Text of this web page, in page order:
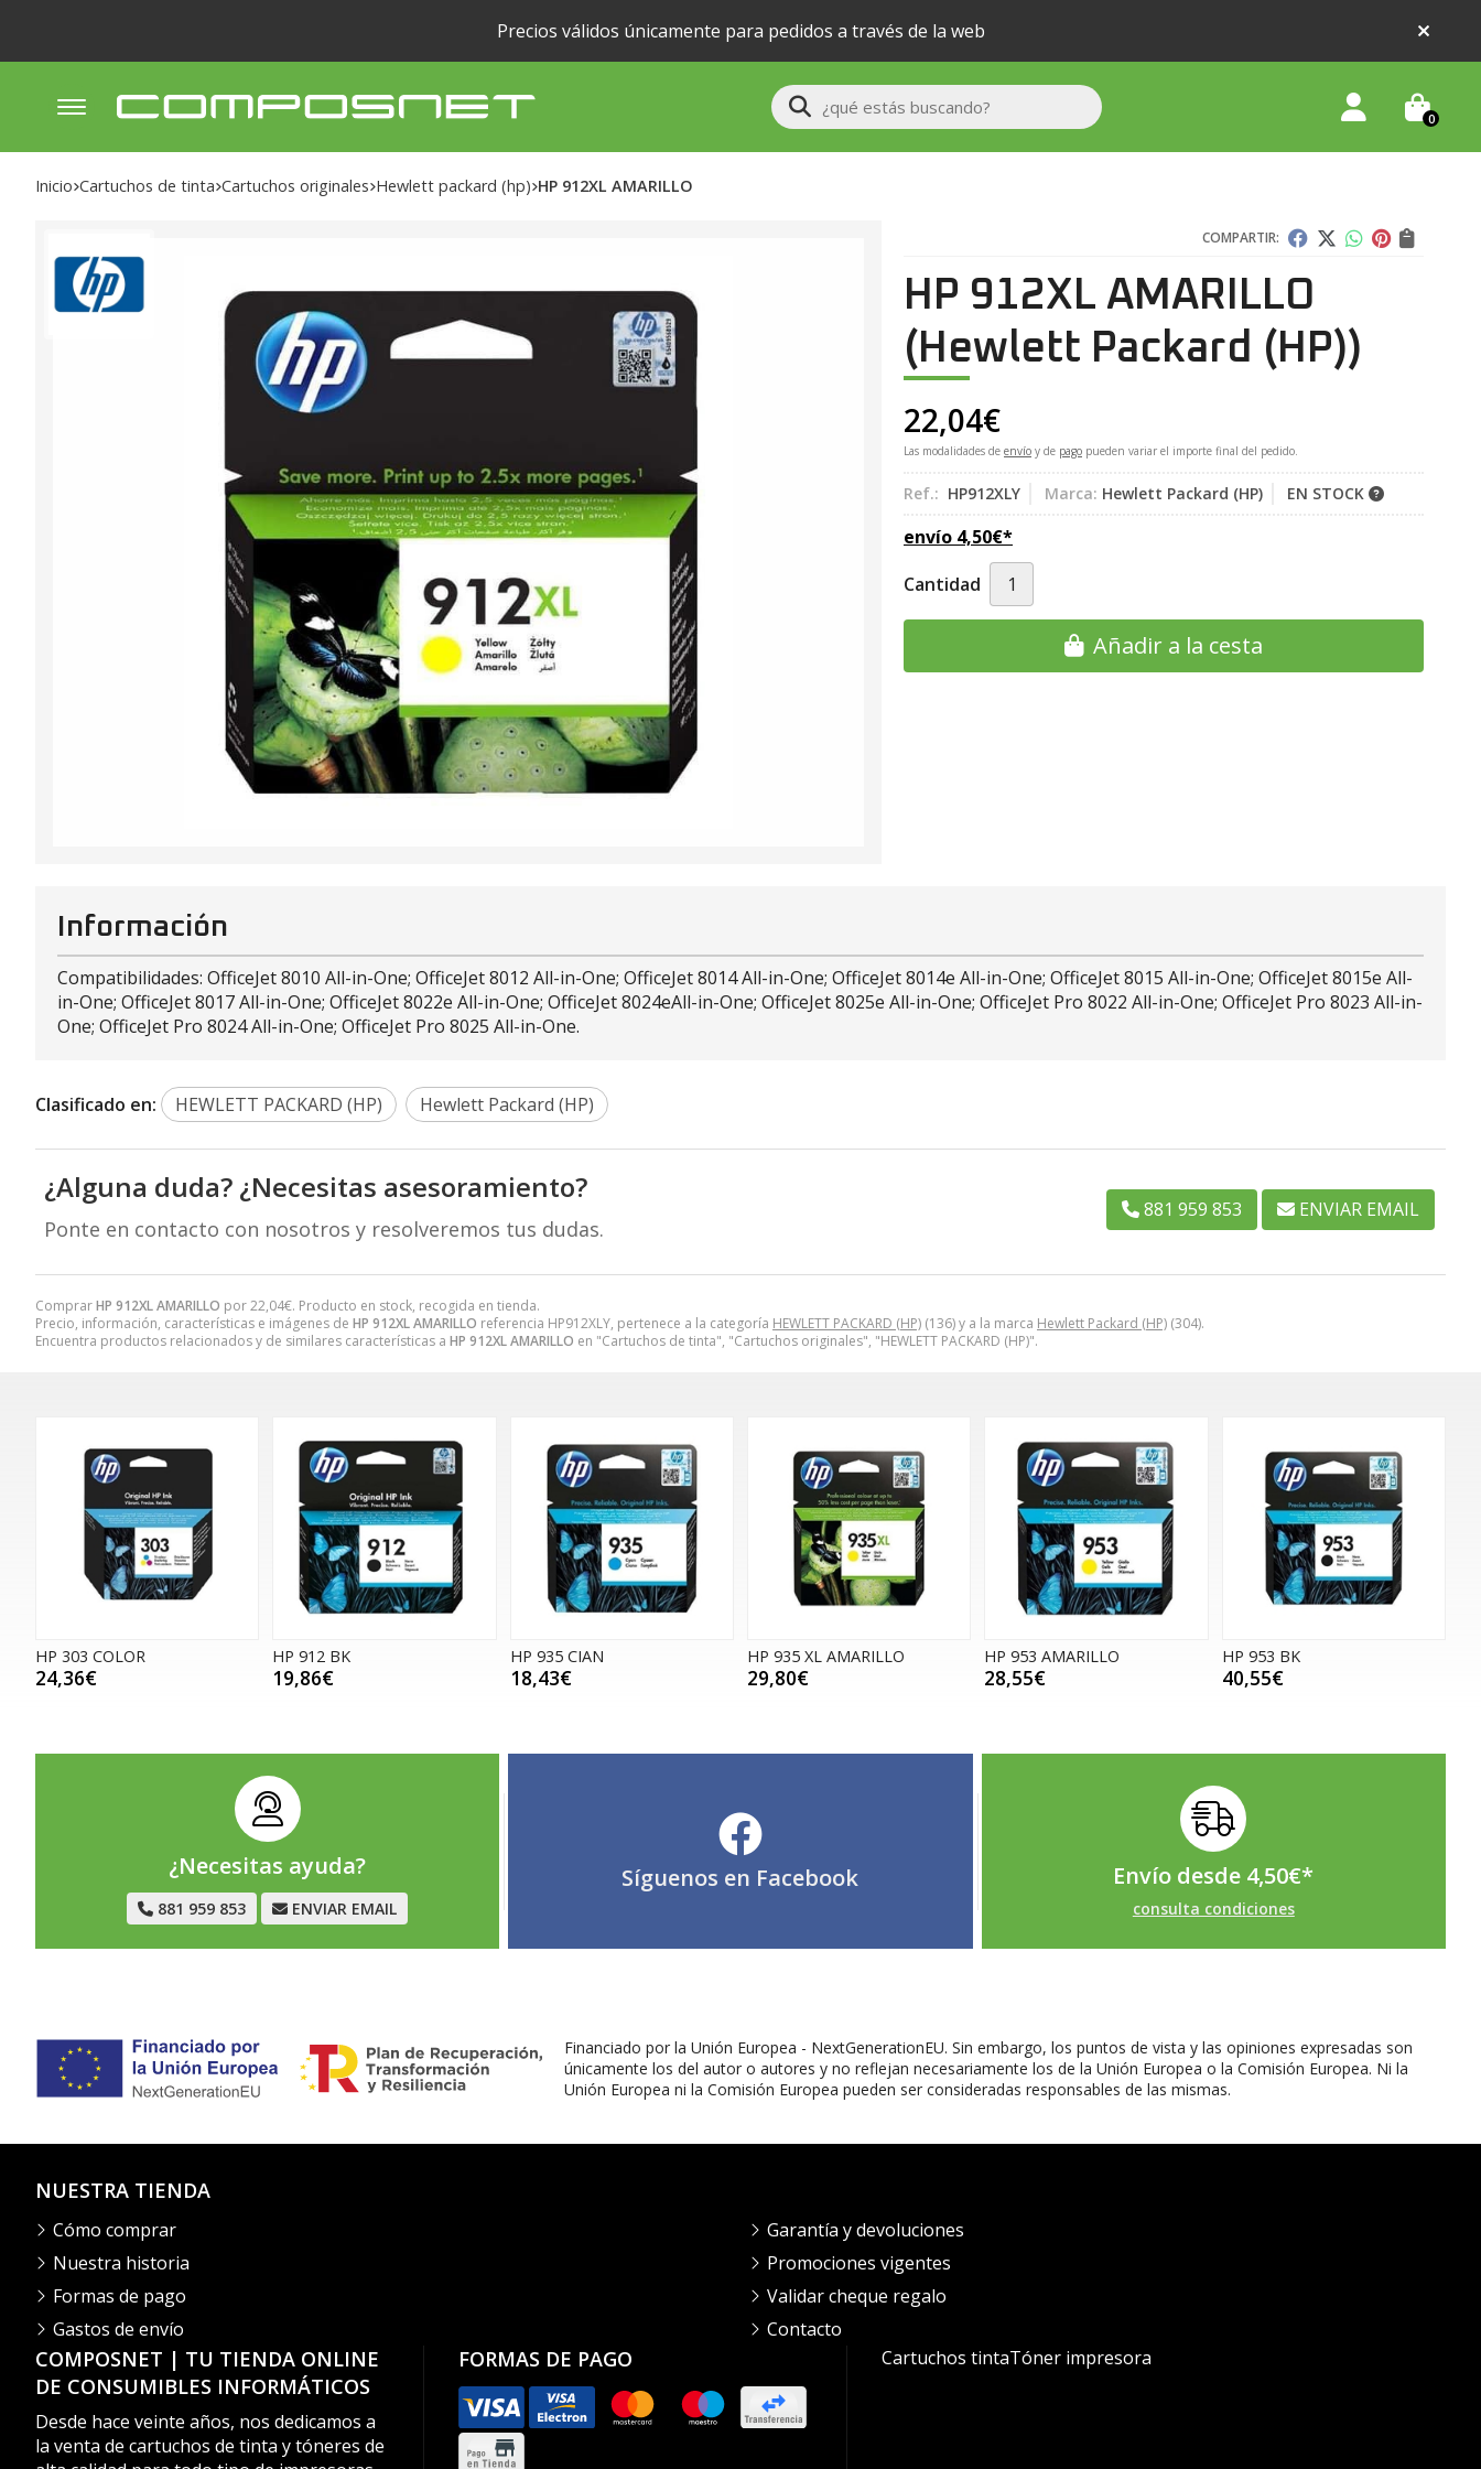
Precios válidos únicamente para pedidos a través de la web
Buscar 0
Inicio cartuchos de tinta cartuchos originales hewlett packard (hp) HP 912XL AMARILLO
COMPARTIR:
HP 912XL AMARILLO
(Hewlett Packard (HP))
22,04€
Las modalidades de envío y de pago pueden variar el importe final del pedido.
Ref.: HP912XLY Marca: Hewlett Packard (HP) EN STOCK
envío 4,50€*
Cantidad
Añadir a la cesta
ComprarHP 912XL AMARILLO por22,04€. Producto en stock, recogida en tienda.
Precio, información, características e imágenes de HP 912XL AMARILLO referencia HP912XLY, pertenece a la categoría HEWLETT PACKARD (HP) (136) y a la marca Hewlett Packard (HP) (304).
Encuentra productos relacionados y de similares características a HP 912XL AMARILLO en "Cartuchos de tinta", "Cartuchos originales", "HEWLETT PACKARD (HP)".
Información
Compatibilidades: OfficeJet 8010 All-in-One; OfficeJet 8012 All-in-One; OfficeJet 8014 All-in-One; OfficeJet 8014e All-in-One; OfficeJet 8015 All-in-One; OfficeJet 8015e All-
in-One; OfficeJet 8017 All-in-One; OfficeJet 8022e All-in-One; OfficeJet 8024eAll-in-One; OfficeJet 8025e All-in-One; OfficeJet Pro 8022 All-in-One; OfficeJet Pro 8023 All-in-
One; OfficeJet Pro 8024 All-in-One; OfficeJet Pro 8025 All-in-One.
Clasificado en: HEWLETT PACKARD (HP) Hewlett Packard (HP)
¿Alguna duda? ¿Necesitas asesoramiento?
Ponte en contacto con nosotros y resolveremos tus dudas.
881 959 853 ENVIAR EMAIL
HP 303 COLOR
24,36€
HP 912 BK
19,86€
HP 935 CIAN
18,43€
HP 935 XL AMARILLO
29,80€
HP 953 AMARILLO
28,55€
HP 953 BK
40,55€
¿Necesitas ayuda?
881 959 853 ENVIAR EMAIL
Síguenos en Facebook Envío desde 4,50€*
consulta condiciones
Financiado por la Unión Europea - NextGenerationEU. Sin embargo, los puntos de vista y las opiniones expresadas son
únicamente los del autor o autores y no reflejan necesariamente los de la Unión Europea o la Comisión Europea. Ni la
Unión Europea ni la Comisión Europea pueden ser consideradas responsables de las mismas.
COMPOSNET | TU TIENDA ONLINE
DE CONSUMIBLES INFORMÁTICOS
Desde hace veinte años, nos dedicamos a
la venta de cartuchos de tinta y tóneres de
FORMAS DE PAGO
NUESTRA TIENDA
Cómo comprar
Nuestra historia
Formas de pago
Gastos de envío
Garantía y devoluciones
Promociones vigentes
Validar cheque regalo
Contacto
Cartuchos tintaTóner impresora